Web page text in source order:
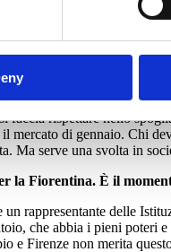
è per molti aspetti la
e salvarci della
Ora vanno aiutati
proprietà capisca che
faccia rispettare nello
di gennaio. Chi
Ma serve una svolta in
la Fiorentina. È il
rappresentante delle
che abbia i pieni
e Firenze non merita